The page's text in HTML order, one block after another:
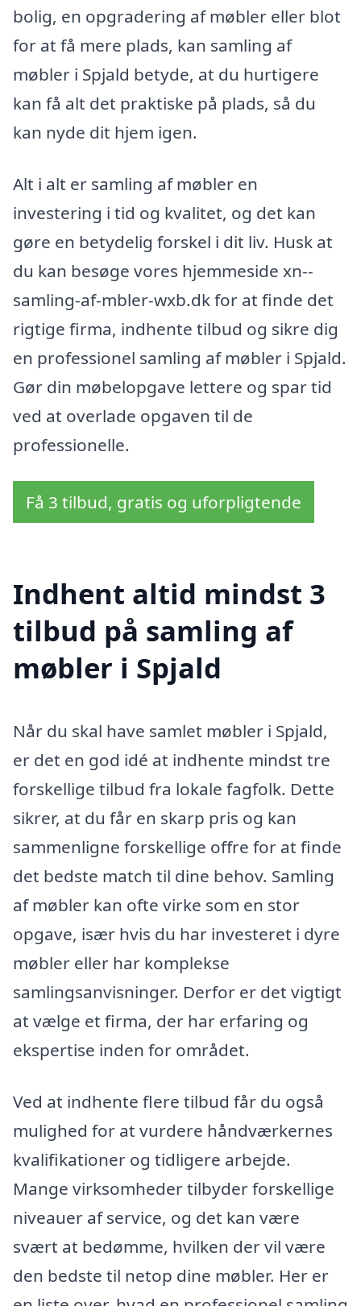
bolig, en opgradering af møbler eller blot
for at få mere plads, kan samling af
møbler i Spjald betyde, at du hurtigere
kan få alt det praktiske på plads, så du
kan nyde dit hjem igen.
Alt i alt er samling af møbler en
investering i tid og kvalitet, og det kan
gøre en betydelig forskel i dit liv. Husk at
du kan besøge vores hjemmeside xn--
samling-af-mbler-wxb.dk for at finde det
rigtige firma, indhente tilbud og sikre dig
en professionel samling af møbler i Spjald.
Gør din møbelopgave lettere og spar tid
ved at overlade opgaven til de
professionelle.
Få 3 tilbud, gratis og uforpligtende
Indhent altid mindst 3
tilbud på samling af
møbler i Spjald
Når du skal have samlet møbler i Spjald,
er det en god idé at indhente mindst tre
forskellige tilbud fra lokale fagfolk. Dette
sikrer, at du får en skarp pris og kan
sammenligne forskellige offre for at finde
det bedste match til dine behov. Samling
af møbler kan ofte virke som en stor
opgave, især hvis du har investeret i dyre
møbler eller har komplekse
samlingsanvisninger. Derfor er det vigtigt
at vælge et firma, der har erfaring og
ekspertise inden for området.
Ved at indhente flere tilbud får du også
mulighed for at vurdere håndværkernes
kvalifikationer og tidligere arbejde.
Mange virksomheder tilbyder forskellige
niveauer af service, og det kan være
svært at bedømme, hvilken der vil være
den bedste til netop dine møbler. Her er